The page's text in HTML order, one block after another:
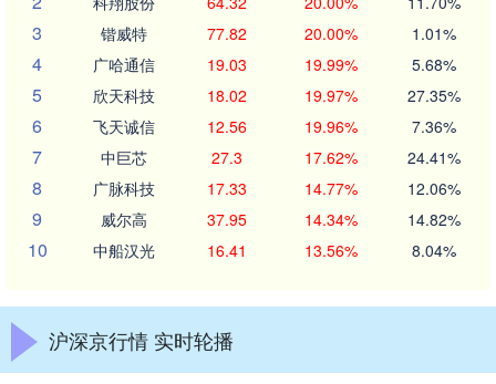
3 锴威特 77.82 20.00% 1.01%
4 广哈通信 19.03 19.99% 5.68%
5 欣天科技 18.02 19.97% 27.35%
6 飞天诚信 12.56 19.96% 7.36%
7 中巨芯 27.3 17.62% 24.41%
8 广脉科技 17.33 14.77% 12.06%
9 威尔高 37.95 14.34% 14.82%
10 中船汉光 16.41 13.56% 8.04%
沪深京行情 实时轮播